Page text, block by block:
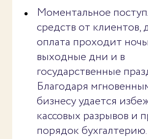
Моментальное
средств от клиентов,
оплата проходит
выходные дни и в
государственные
Благодаря
бизнесу удается
кассовых разрывов и
порядок бухгалтерию.